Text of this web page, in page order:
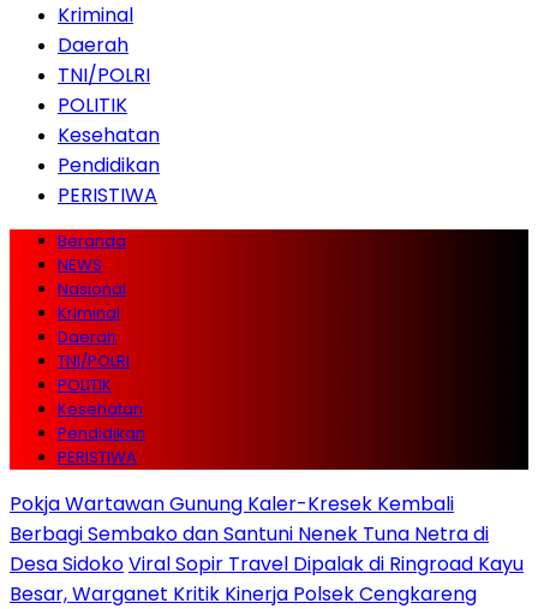
Kriminal
Daerah
TNI/POLRI
POLITIK
Kesehatan
Pendidikan
PERISTIWA
Beranda
NEWS
Nasional
Kriminal
Daerah
TNI/POLRI
POLITIK
Kesehatan
Pendidikan
PERISTIWA
Pokja Wartawan Gunung Kaler-Kresek Kembali
Berbagi Sembako dan Santuni Nenek Tuna Netra di
Desa SidokoViral Sopir Travel Dipalak di Ringroad Kayu
Besar, Warganet Kritik Kinerja Polsek Cengkareng